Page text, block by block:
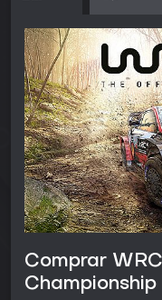
Comprar
Championship